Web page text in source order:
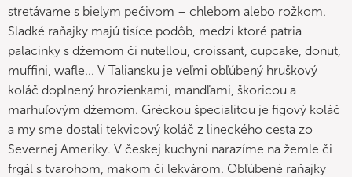
stretávame s bielym pečivom – chlebom alebo rožkom.
Sladké raňajky majú tisíce podôb, medzi ktoré patria
palacinky s džemom či nutellou, croissant, cupcake, donut,
muffini, wafle... V Taliansku je veľmi obľúbený hruškový
koláč doplnený hrozienkami, mandľami, škoricou a
marhuľovým džemom. Gréckou špecialitou je figový koláč
a my sme dostali tekvicový koláč z lineckého cesta zo
Severnej Ameriky. V českej kuchyni narazíme na žemle či
frgál s tvarohom, makom či lekvárom. Obľúbené raňajky